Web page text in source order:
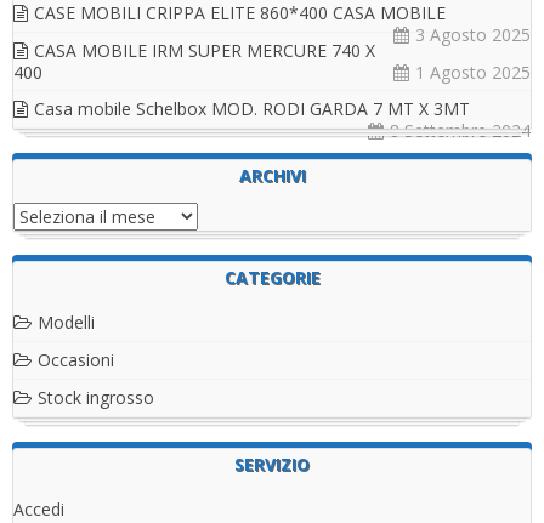
CASE MOBILI CRIPPA ELITE 860*400 CASA MOBILE
3 Agosto 2025
CASA MOBILE IRM SUPER MERCURE 740 X
400
1 Agosto 2025
Casa mobile Schelbox MOD. RODI GARDA 7 MT X 3MT
8 Settembre 2024
ARCHIVI
Archivi
CATEGORIE
Modelli
Occasioni
Stock ingrosso
SERVIZIO
Accedi